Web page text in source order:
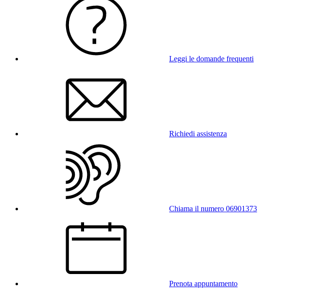
Leggi le domande frequenti
Richiedi assistenza
Chiama il numero 06901373
Prenota appuntamento